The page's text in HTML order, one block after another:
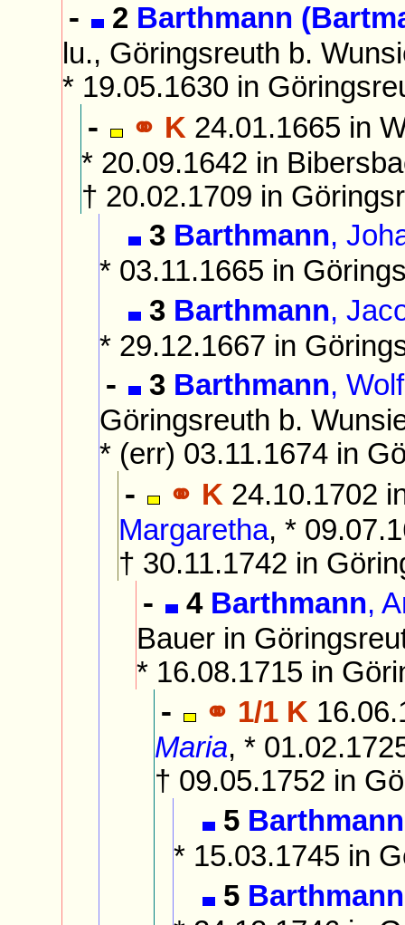
- 2 Barthmann
lu., Göringsreuth b.
* 19.05.1630 in
- ⚭ K 24.01.1665 in
* 20.09.1642 in
† 20.02.1709 in
3 Barthmann,
* 03.11.1665 in
3 Barthmann,
* 29.12.1667 in
- 3 Barthmann,
Göringsreuth b.
* (err) 03.11.1674 in
- ⚭ K 24.10.1702
Margaretha, *
† 30.11.1742 in
- 4 Barthmann,
Bauer in
* 16.08.1715 in
- ⚭ 1/1 K
Maria, *
† 09.05.1752 in
5 Barthmann
* 15.03.1745 in
5 Barthmann